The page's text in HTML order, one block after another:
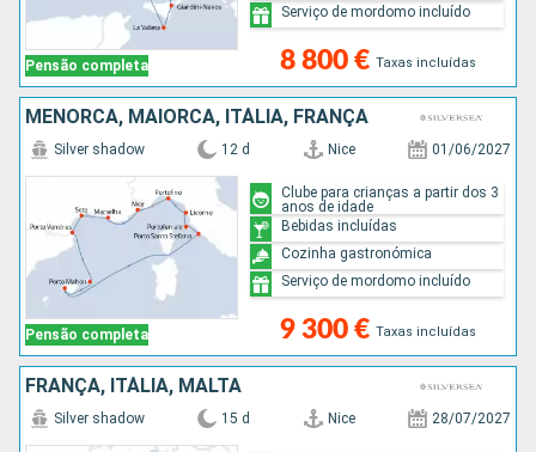
Pensão completa 8 800 € Taxas incluídas
Serviço de mordomo incluído
MENORCA, MAIORCA, ITÁLIA, FRANÇA
Pensão completa
Silver shadow 12 d Nice 01/06/2027
9 300 € Taxas incluídas
Clube para crianças a partir dos 3
anos de idade
Bebidas incluídas
Cozinha gastronómica
Serviço de mordomo incluído
FRANÇA, ITÁLIA, MALTA
Silver shadow 15 d Nice 28/07/2027